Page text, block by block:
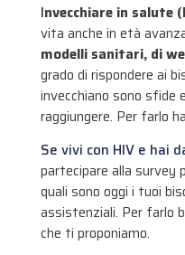
Invecchiare in salute
vita anche in età
modelli sanitari, di
grado di rispondere ai
invecchiano sono sfide
raggiungere. Per farlo
Se vivi con HIV e hai
partecipare alla survey
quali sono oggi i tuoi
assistenziali. Per farlo
che ti proponiamo.